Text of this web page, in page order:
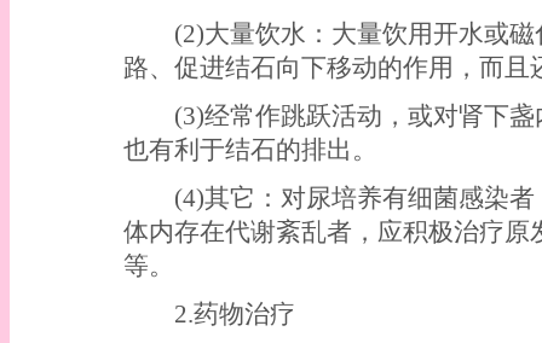
(2)大量饮水：大量饮用开水或磁
路、促进结石向下移动的作用，而
(3)经常作跳跃活动，或对肾下盏
也有利于结石的排出。
(4)其它：对尿培养有细菌感染者
体内存在代谢紊乱者，应积极治疗
等。
2.药物治疗